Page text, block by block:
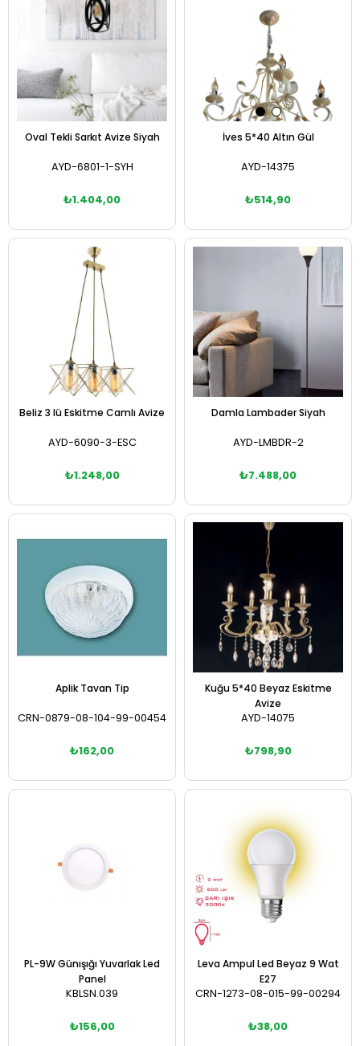
Oval Tekli Sarkıt Avize Siyah
AYD-6801-1-SYH
₺1.404,00
Sepete Ekle
İves 5*40 Altın Gül
AYD-14375
₺514,90
Sepete Ekle
Beliz 3 lü Eskitme Camlı Avize
AYD-6090-3-ESC
₺1.248,00
Damla Lambader Siyah
AYD-LMBDR-2
₺7.488,00
Sepete Ekle
Aplik Tavan Tip
CRN-0879-08-104-99-00454
₺162,00
Kuğu 5*40 Beyaz Eskitme
Avize
AYD-14075
₺798,90
PL-9W Günışığı Yuvarlak Led
Panel
KBLSN.039
₺156,00
Leva Ampul Led Beyaz 9 Wat
E27
CRN-1273-08-015-99-00294
₺38,00